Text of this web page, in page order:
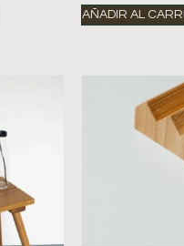
AÑADIR AL